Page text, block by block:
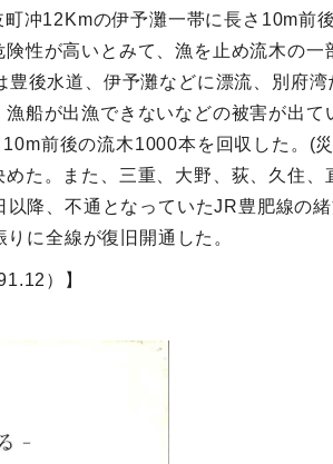
冲12Kmの伊予灘一帯に長さ10m前
性が高いとみて、漁を止め流木の
後水道、伊予灘などに漂流、別府
船が出漁できないなどの被害が出
前後の流木1000本を回収した。(
た。また、三重、大野、荻、久住
降、不通となっていたJR豊肥線の
に全線が復旧開通した。
）】